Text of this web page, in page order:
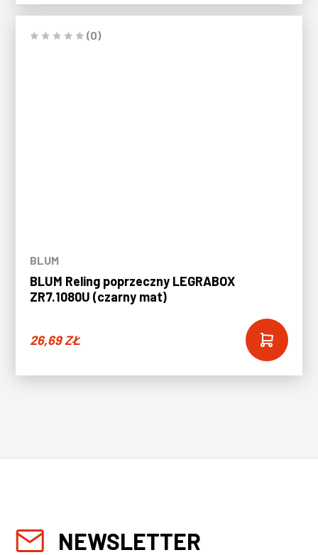
(0)
BLUM
BLUM Reling poprzeczny LEGRABOX
ZR7.1080U (czarny mat)
26,69ZŁ
NEWSLETTER